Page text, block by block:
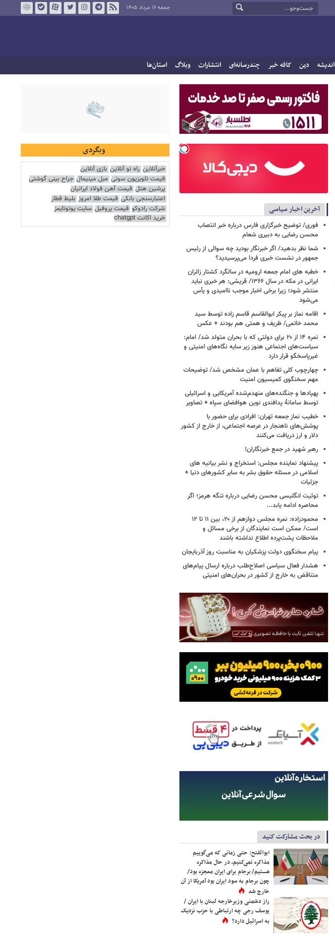
جمعه ۱۶ مرداد ۱۴۰۵
اندیشه دین کافه خبر چندرسانه‌ای انتشارات وبلاگ استان‌ها
آخرین اخبار سیاسی
فوری/ توضیح خبرگزاری فارس درباره خبر انتصاب
محسن رضایی به دبیری شعام
شما نظر بدهید/ اگر خبرنگار بودید چه سوالی از رئیس
جمهور در نشست خبری فردا می‌پرسیدید؟
خطبه های امام جمعه ارومیه در سالگرد کشتار زائران
ایرانی در مکه در سال ۱۳۶۶/ قریشی: هر خبری نباید
منتشر شود؛ زیرا برخی اخبار موجب ناامیدی و یأس
می‌شود
اقامه نماز بر پیکر ابوالقاسم قاسم زاده توسط سید
محمد خاتمی/ ظریف و همتی هم بودند + عکس
نمره ۱۴ از ۲۰ برای دولتی که با بحران متولد شد/ امام:
سیاست‌های اجتماعی هنوز زیر سایه نگاه‌های امنیتی و
غیرپاسخگو قرار دارد
چهارچوب کلی تفاهم با عمان مشخص شد/ توضیحات
مهم سخنگوی کمیسیون امنیت
پهپادها و جنگنده‌های منهدم‌شده آمریکایی و اسرائیلی
توسط سامانۀ پدافندی نوین هوافضای سپاه + تصاویر
خطیب نماز جمعه تهران: افرادی برای حضور با
پوشش‌های ناهنجار در عرصه اجتماعی، از خارج از کشور
دلار و ارز دریافت می‌کنند
رهبر شهید در جمع خبرنگاران!
پیشنهاد نماینده مجلس: استخراج و نشر بیانیه های
اسلامی در مسئله حقوق بشر به سایر کشورهای دنیا +
جزئیات
توئیت انگلیسی محسن رضایی درباره تنگه هرمز؛ اگر
محاصره ادامه یابد...
محمودزاده: نمره مجلس دوازهم از ۲۰، بین ۱۱ تا ۱۲
است/ ممکن است نمایندگان از برخی مسائل و
ملاحظات پشت‌پرده اطلاع نداشته باشند
پیام سخنگوی دولت پزشکیان به مناسبت روز آذربایجان
هشدار فعال سیاسی اصلاح‌طلب درباره ارسال پیام‌های
متناقض به خارج از کشور در بحران‌های امنیتی
در بحث مشارکت کنید
ابوالفتح: حتی زمانی که می‌گوییم
مذاکره نمی‌کنیم، در حال مذاکره
هستیم/ برجام برای ایران معجزه بود/
چون برجام به سود ایران بود آمریکا از آن
خارج شد
راز دشمنی وزیرخارجه لبنان با ایران /
یوسف رجی چه ارتباطی با حزب نزدیک
به اسرائیل دارد؟
وبگردی
خبرآنلاین راه نو آنلاین بازی آنلاین
قیمت تلویزیون سونی مبل مینیمال جراح بینی گوشتی
پرشین هتل قیمت آهن فولاد ایرانیان
اعتبارسنجی بانکی قیمت طلا امروز بلیط قطار
شرکت رادوکو قیمت پروفیل سایت یوتوتایمز
خرید اکانت chatgpt